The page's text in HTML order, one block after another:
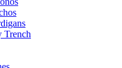
Trench